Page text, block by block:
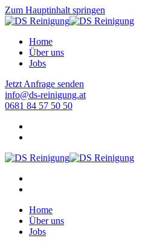
Zum Hauptinhalt springen
Home
Über uns
Jobs
Jetzt Anfrage senden
info@ds-reinigung.at
0681 84 57 50 50
Home
Über uns
Jobs